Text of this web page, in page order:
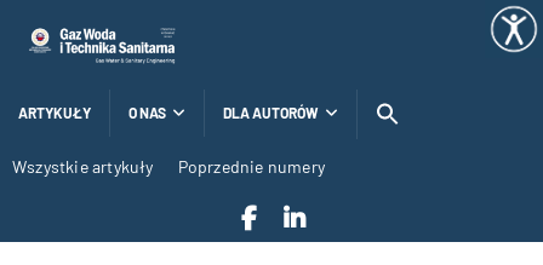
ARTYKUŁY O NAS DLA AUTORÓW
Wszystkie artykuły Poprzednie numery